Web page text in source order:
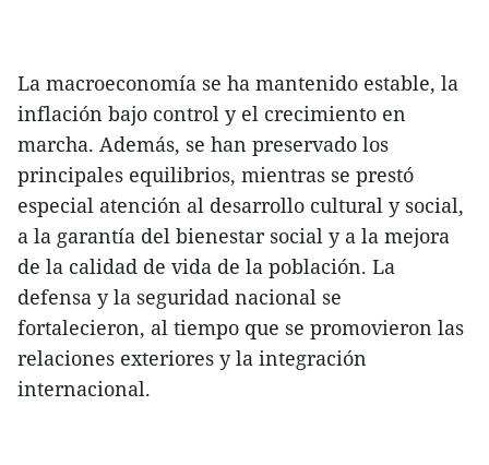
La macroeconomía se ha mantenido estable, la
inflación bajo control y el crecimiento en
marcha. Además, se han preservado los
principales equilibrios, mientras se prestó
especial atención al desarrollo cultural y social,
a la garantía del bienestar social y a la mejora
de la calidad de vida de la población. La
defensa y la seguridad nacional se
fortalecieron, al tiempo que se promovieron las
relaciones exteriores y la integración
internacional.